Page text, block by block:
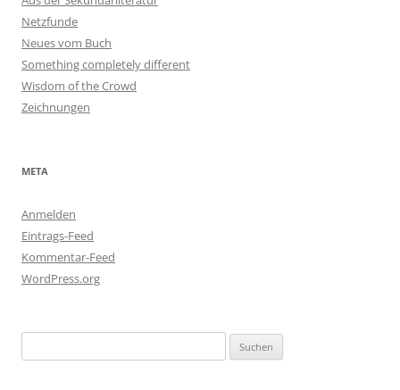
Netzfunde
Neues vom Buch
Something completely different
Wisdom of the Crowd
Zeichnungen
META
Anmelden
Eintrags-Feed
Kommentar-Feed
WordPress.org
nach: